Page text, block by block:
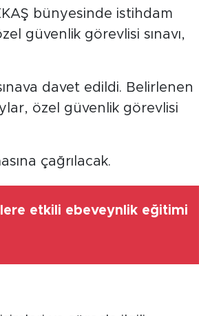
bünyesinde istihdam
güvenlik görevlisi sınavı,
davet edildi. Belirlenen
özel güvenlik görevlisi
çağrılacak.
etkili ebeveynlik eğitimi